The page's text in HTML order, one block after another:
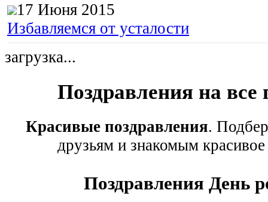
17 Июня 2015
Избавляемся от усталости
загрузка...
Поздравления на все
Красивые поздравления.
друзьям и знакомым
Поздравления День